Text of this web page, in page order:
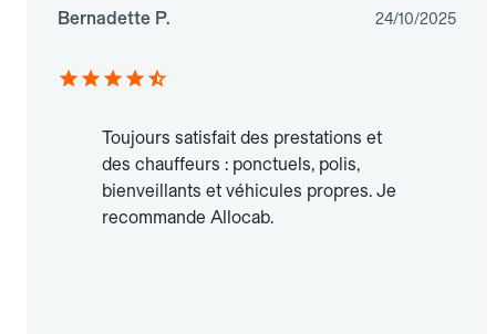
Bernadette P. 24/10/2025
Toujours satisfait des prestations et
des chauffeurs : ponctuels, polis,
bienveillants et véhicules propres. Je
recommande Allocab.